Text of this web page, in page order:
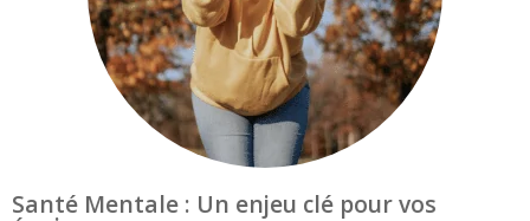
Santé Mentale : Un enjeu clé pour vos